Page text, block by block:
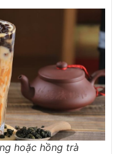
hoặc hồng trà